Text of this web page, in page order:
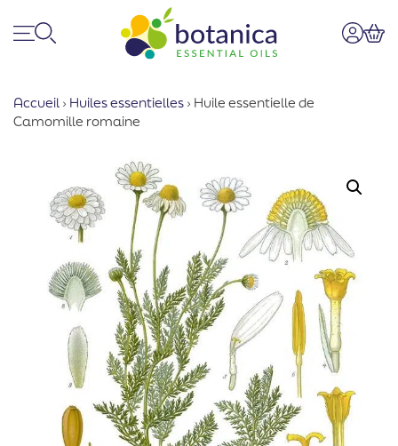
Accueil › Huiles essentielles › Huile essentielle de
Camomille romaine